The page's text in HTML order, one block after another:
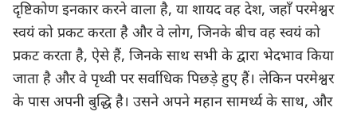
दृष्टिकोण इनकार करने वाला है, या शायद वह देश, जहाँ परमेश्वर
स्वयं को प्रकट करता है और वे लोग, जिनके बीच वह स्वयं को
प्रकट करता है, ऐसे हैं, जिनके साथ सभी के द्वारा भेदभाव किया
जाता है और वे पृथ्वी पर सर्वाधिक पिछड़े हुए हैं। लेकिन परमेश्वर
के पास अपनी बुद्धि है। उसने अपने महान सामर्थ्य के साथ, और